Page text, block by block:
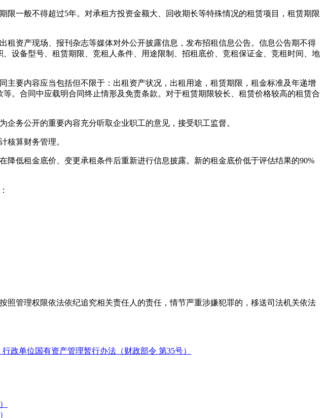
一般不得超过5年。对承租方投资金额大、回收期长等特殊情况的租赁项目，租赁期限
资产现场、报刊杂志等媒体对外公开披露信息，发布招租信息公告。信息公告期不得
设备型号、租赁期限、竞租人条件、用途限制、招租底价、竞租保证金、竞租时间、地
要内容应当包括但不限于：出租资产状况，出租用途，租赁期限，租金标准及年递增
。合同中应载明合同终止情形及免责条款。对于租赁期限较长、租赁价格较高的租赁合
务公开的重要内容充分听取企业职工的意见，接受职工监督。
核算财务管理。
低租金底价、变更承租条件后重新进行信息披露。新的租金底价低于评估结果的90%
管理权限依法依纪追究相关责任人的责任，情节严重涉嫌犯罪的，移送司法机关依法
政单位国有资产管理暂行办法（财政部令 第35号）